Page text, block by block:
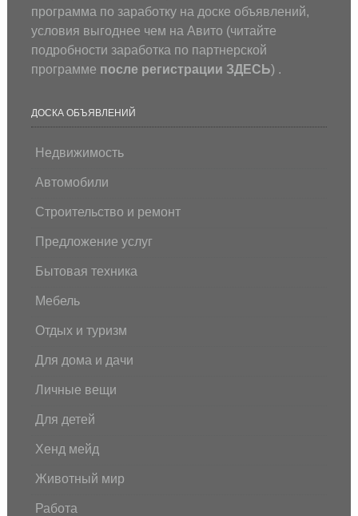
программа по заработку на доске объявлений,
условия выгоднее чем на Авито (читайте
подробности заработка по партнерской
программе после регистрации ЗДЕСЬ) .
ДОСКА ОБЪЯВЛЕНИЙ
Недвижимость
Автомобили
Строительство и ремонт
Предложение услуг
Бытовая техника
Мебель
Отдых и туризм
Для дома и дачи
Личные вещи
Для детей
Хенд мейд
Животный мир
Работа